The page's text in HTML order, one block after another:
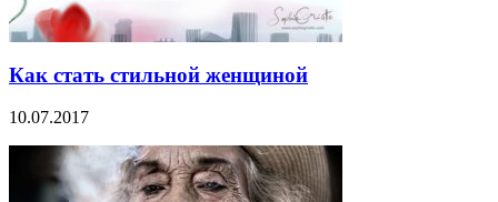
Как стать стильной женщиной
10.07.2017